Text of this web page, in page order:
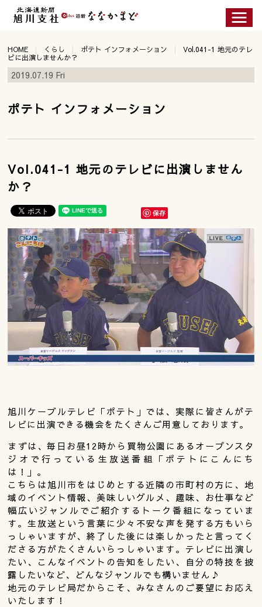
HOME くらし ポテト インフォメーション
Vol.041-1 地元のテレ
ビに出演しませんか？
2019.07.19 Fri
ポテト インフォメーション
Vol.041-1 地元のテレビに出演しません
か？
保存
旭川ケーブルテレビ「ポテト」では、実際に皆さんがテ
レビに出演できる機会をたくさんご用意しております。
まずは、毎日お昼12時から買物公園にあるオープンスタ
ジオで行っている生放送番組「ポテトにこんにち
は！」。
こちらは旭川市をはじめとする近隣の市町村の方に、地
域のイベント情報、美味しいグルメ、趣味、お仕事など
幅広いジャンルでご紹介するトーク番組になっていま
す。生放送という言葉に少々不安な声を発する方もいら
っしゃいますが、終了した後には楽しかったと言ってく
ださる方がたくさんいらっしゃいます。テレビに出演し
たい、こんなイベントの告知をしたい、自分の特技を披
露したいなど、どんなジャンルでも構いません♪
地元のテレビ局だからこそ、みなさんのご要望にお応え
いたします！